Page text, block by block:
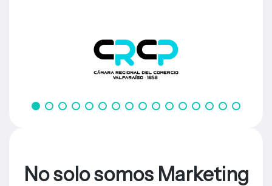
No solo somos Marketing